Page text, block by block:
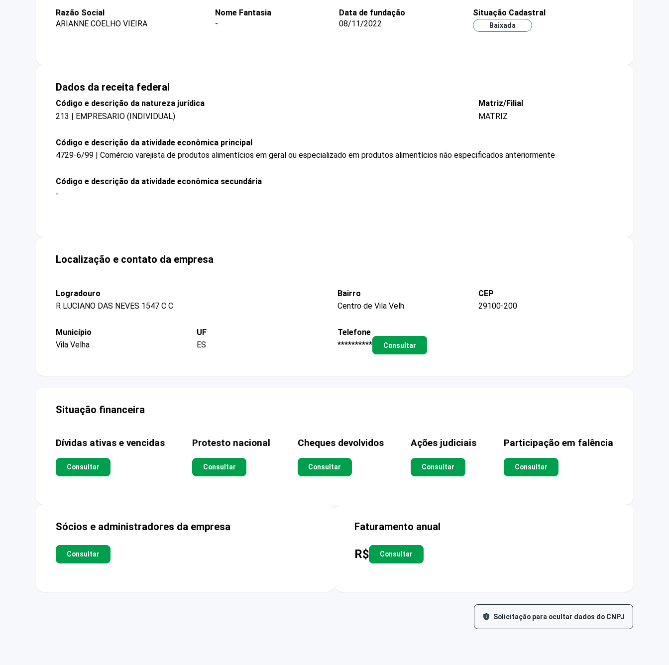
Razão Social
ARIANNE COELHO VIEIRA
Nome Fantasia
-
Data de fundação
08/11/2022
Situação Cadastral
Baixada
Dados da receita federal
Código e descrição da natureza jurídica
213 | EMPRESARIO (INDIVIDUAL)
Matriz/Filial
MATRIZ
Código e descrição da atividade econômica principal
4729-6/99 | Comércio varejista de produtos alimentícios em geral ou especializado em produtos alimentícios não especificados anteriormente
Código e descrição da atividade econômica secundária
-
Localização e contato da empresa
Logradouro
R LUCIANO DAS NEVES 1547 C C
Bairro
Centro de Vila Velh
CEP
29100-200
Município
Vila Velha
UF
ES
Telefone
**********
Consultar
Situação financeira
Dívidas ativas e vencidas
Consultar
Protesto nacional
Consultar
Cheques devolvidos
Consultar
Ações judiciais
Consultar
Participação em falência
Consultar
Sócios e administradores da empresa
Consultar
Faturamento anual
R$ Consultar
Solicitação para ocultar dados do CNPJ